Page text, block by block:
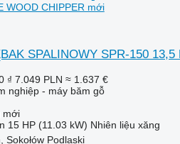
WOOD CHIPPER mới
SPALINOWY SPR-150
₫ 7.049 PLN ≈ 1.637 €
nghiệp - máy băm gỗ
mới
15 HP (11.03 kW) Nhiên liệu xăng
Sokołów Podlaski